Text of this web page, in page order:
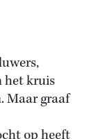
het kruis
Maar graaf